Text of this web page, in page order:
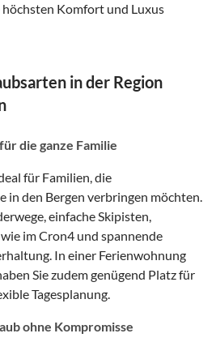
Komfort und Luxus
in der Region
die ganze Familie
für Familien, die
in den Bergen verbringen möchten.
einfache Skipisten,
im Cron4 und spannende
In einer Ferienwohnung
Sie zudem genügend Platz für
Tagesplanung.
ohne Kompromisse